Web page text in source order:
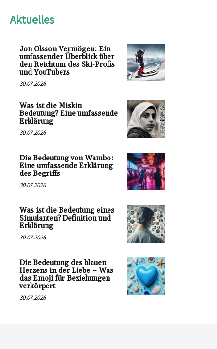
Aktuelles
Jon Olsson Vermögen: Ein
umfassender Überblick über
den Reichtum des Ski-Profis
und YouTubers
30.07.2026
Was ist die Miskin
Bedeutung? Eine umfassende
Erklärung
30.07.2026
Die Bedeutung von Wambo:
Eine umfassende Erklärung
des Begriffs
30.07.2026
Was ist die Bedeutung eines
Simulanten? Definition und
Erklärung
30.07.2026
Die Bedeutung des blauen
Herzens in der Liebe – Was
das Emoji für Beziehungen
verkörpert
30.07.2026